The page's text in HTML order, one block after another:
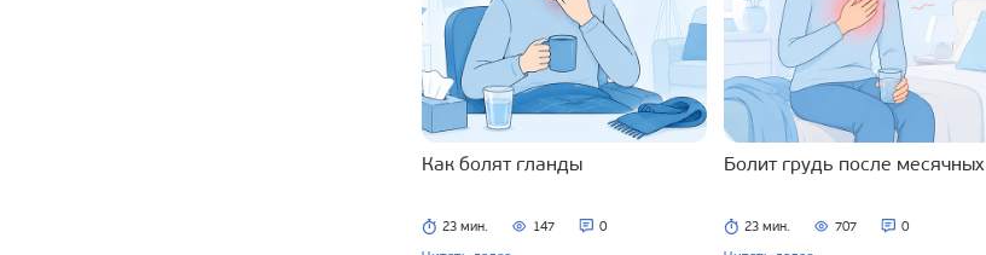
Как болят гланды
23 мин. 147 0
Болит грудь после месячных
23 мин. 707 0